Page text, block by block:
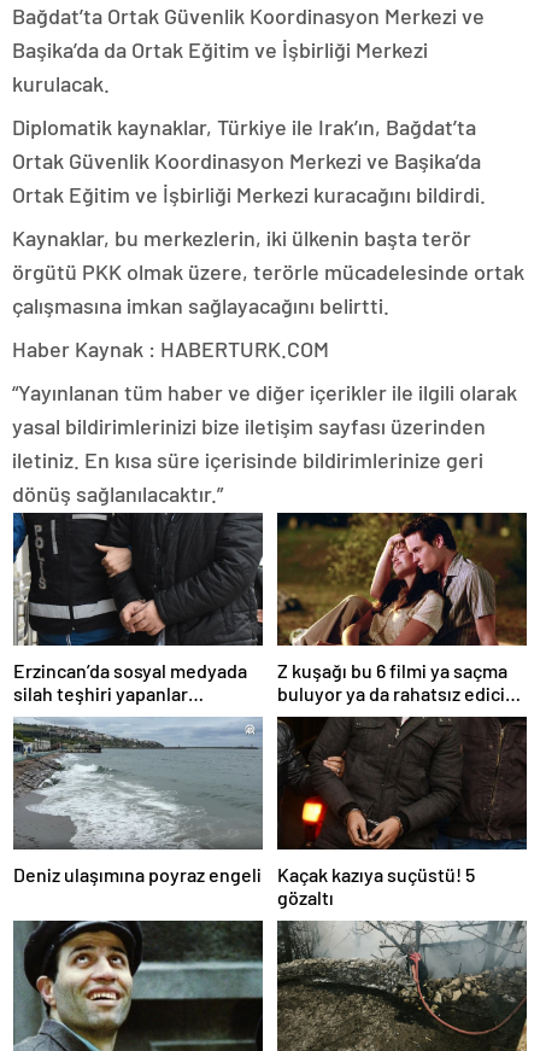
Bağdat’ta Ortak Güvenlik Koordinasyon Merkezi ve
Başika’da da Ortak Eğitim ve İşbirliği Merkezi
kurulacak.
Diplomatik kaynaklar, Türkiye ile Irak’ın, Bağdat’ta
Ortak Güvenlik Koordinasyon Merkezi ve Başika’da
Ortak Eğitim ve İşbirliği Merkezi kuracağını bildirdi.
Kaynaklar, bu merkezlerin, iki ülkenin başta terör
örgütü PKK olmak üzere, terörle mücadelesinde ortak
çalışmasına imkan sağlayacağını belirtti.
Haber Kaynak : HABERTURK.COM
“Yayınlanan tüm haber ve diğer içerikler ile ilgili olarak
yasal bildirimlerinizi bize iletişim sayfası üzerinden
iletiniz. En kısa süre içerisinde bildirimlerinize geri
dönüş sağlanılacaktır.”
Erzincan’da sosyal medyada
silah teşhiri yapanlar
yakalandı
Z kuşağı bu 6 filmi ya saçma
buluyor ya da rahatsız edici
ve toksik!
Deniz ulaşımına poyraz engeli
Kaçak kazıya suçüstü! 5
gözaltı